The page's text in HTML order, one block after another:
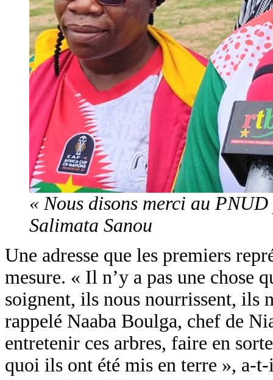
« Nous disons merci au
Salimata Sanou
Une adresse que les premiers
mesure. « Il n’y a pas une chose
soignent, ils nous nourrissent, ils
rappelé Naaba Boulga, chef de
entretenir ces arbres, faire en
quoi ils ont été mis en terre », a-t-